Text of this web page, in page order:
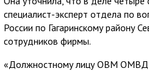
специалист-эксперт отдела по
России по Гагаринскому району
сотрудников фирмы.
«Должностному лицу ОВМ ОМВД